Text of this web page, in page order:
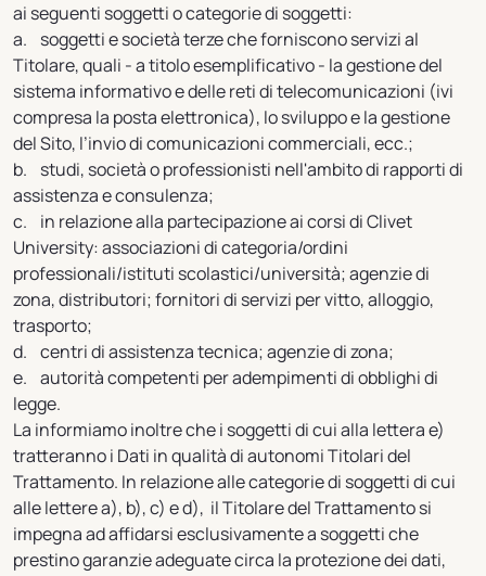
ai seguenti soggetti o categorie di soggetti:
a. soggetti e società terze che forniscono servizi al
Titolare, quali - a titolo esemplificativo - la gestione del
sistema informativo e delle reti di telecomunicazioni (ivi
compresa la posta elettronica), lo sviluppo e la gestione
del Sito, l’invio di comunicazioni commerciali, ecc.;
b. studi, società o professionisti nell'ambito di rapporti di
assistenza e consulenza;
c. in relazione alla partecipazione ai corsi di Clivet
University: associazioni di categoria/ordini
professionali/istituti scolastici/università; agenzie di
zona, distributori; fornitori di servizi per vitto, alloggio,
trasporto;
d. centri di assistenza tecnica; agenzie di zona;
e. autorità competenti per adempimenti di obblighi di
legge.
La informiamo inoltre che i soggetti di cui alla lettera e)
tratteranno i Dati in qualità di autonomi Titolari del
Trattamento. In relazione alle categorie di soggetti di cui
alle lettere a), b), c) e d), il Titolare del Trattamento si
impegna ad affidarsi esclusivamente a soggetti che
prestino garanzie adeguate circa la protezione dei dati,